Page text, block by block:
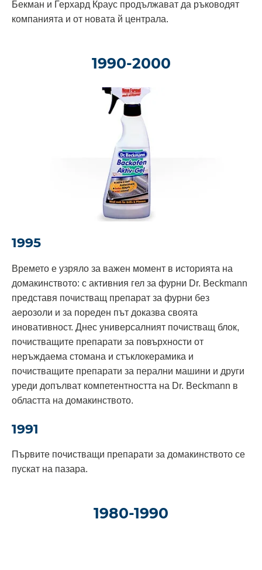
Бекман и Герхард Краус продължават да ръководят
компанията и от новата й централа.
1990-2000
1995
Времето е узряло за важен момент в историята на
домакинството: с активния гел за фурни Dr. Beckmann
представя почистващ препарат за фурни без
аерозоли и за пореден път доказва своята
иновативност. Днес универсалният почистващ блок,
почистващите препарати за повърхности от
неръждаема стомана и стъклокерамика и
почистващите препарати за перални машини и други
уреди допълват компетентността на Dr. Beckmann в
областта на домакинството.
1991
Първите почистващи препарати за домакинството се
пускат на пазара.
1980-1990